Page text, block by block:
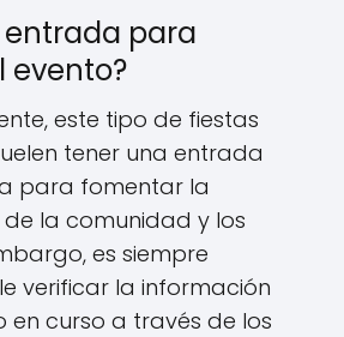
entrada para
evento?
este tipo de fiestas
tener una entrada
para fomentar la
la comunidad y los
es siempre
verificar la información
en curso a través de los